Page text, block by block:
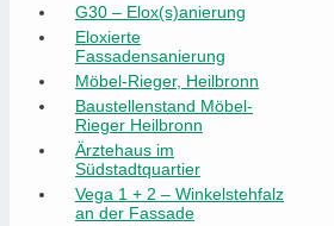
G30 – Elox(s)anierung
Eloxierte
Fassadensanierung
Möbel-Rieger, Heilbronn
Baustellenstand Möbel-
Rieger Heilbronn
Ärztehaus im
Südstadtquartier
Vega 1 + 2 – Winkelstehfalz
an der Fassade